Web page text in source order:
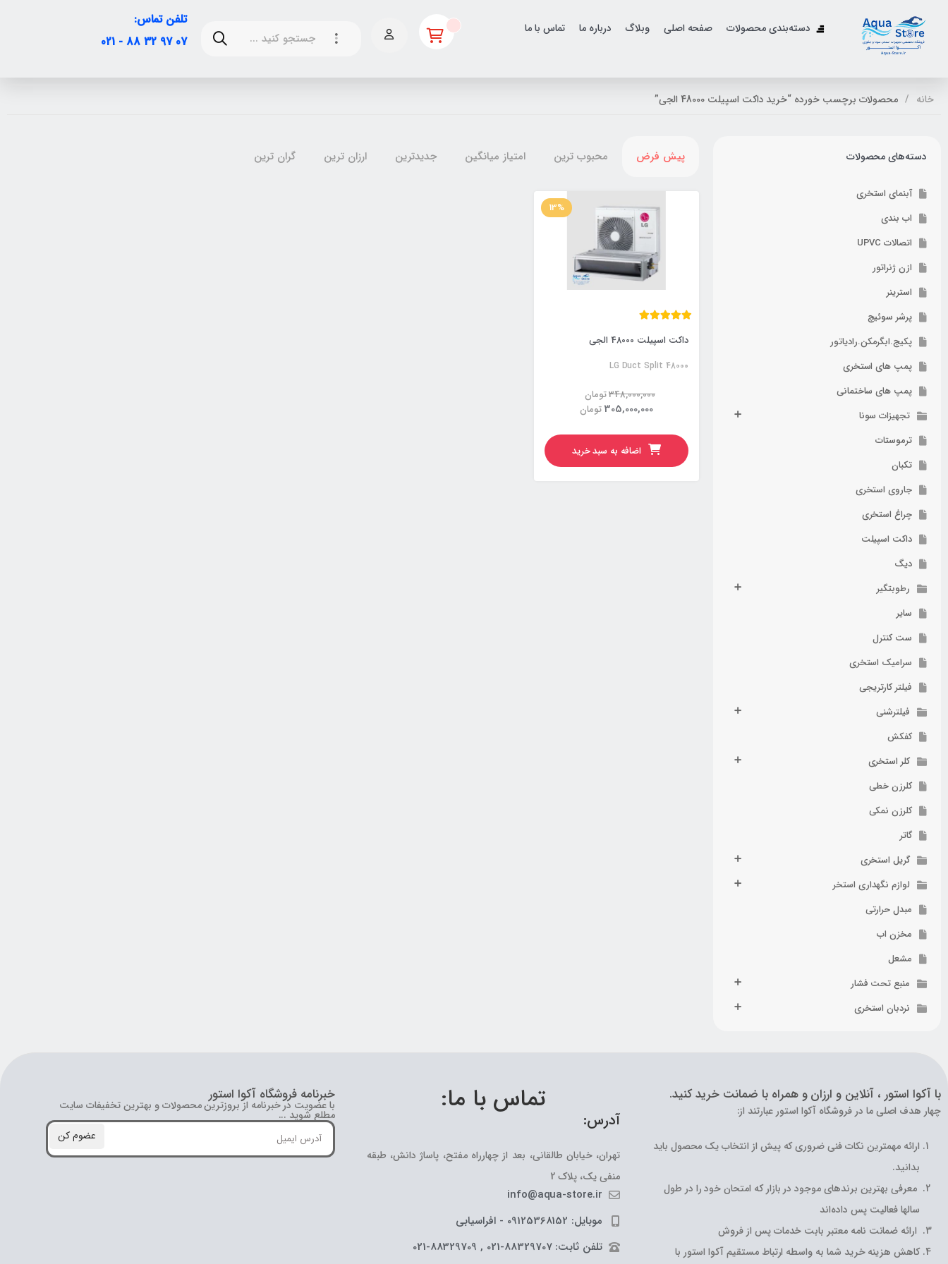
دسته‌بندی محصولات صفحه اصلی وبلاگ درباره ما تماس با ما
تلفن تماس:
07 97 32 88 - 021
خانه محصولات برچسب خورده “خرید داکت اسپیلت 48000 الجی”
دسته‌های محصولات
آبنمای استخری
اب بندی
اتصالات UPVC
ازن ژنراتور
استرینر
پرشر سوئیچ
پکیج.ابگرمکن.رادیاتور
پمپ های استخری
پمپ های ساختمانی
تجهیزات سونا
ترموستات
تکبان
جاروی استخری
چراغ استخری
داکت اسپیلت
دیگ
رطوبتگیر
سایر
ست کنترل
سرامیک استخری
فیلتر کارتریجی
فیلترشنی
کفکش
کلر استخری
کلرزن خطی
کلرزن نمکی
گاتر
گریل استخری
لوازم نگهداری استخر
مبدل حرارتی
مخزن اب
مشعل
منبع تحت فشار
نردبان استخری
پیش فرض محبوب ترین امتیاز میانگین جدیدترین ارزان ترین گران ترین
13%
داکت اسپیلت 48000 الجی
LG Duct Split 48000
تومان348,000,000
تومان305,000,000
اضافه به سبد خرید
با آکوا استور ، آنلاین و ارزان و همراه با ضمانت خرید کنید.
چهار هدف اصلی ما در فروشگاه آکوا استور عبارتند از:
ارائه مهمترین نکات فنی ضروری که پیش از انتخاب یک محصول باید
بدانید.
معرفی بهترین برندهای موجود در بازار که امتحان خود را در طول
سالها فعالیت پس داده‌اند
ارائه ضمانت نامه معتبر بابت خدمات پس از فروش
کاهش هزینه خرید شما به واسطه ارتباط مستقیم آکوا استور با
تماس با ما:
آدرس:
تهران، خیابان طالقانی، بعد از چهارراه مفتح، پاساژ دانش، طبقه
منفی یک، پلاک 2
info@aqua-store.ir
موبایل: 09125368152 - افراسیابی
تلفن ثابت: 88329707-021 , 88329709-021
خبرنامه فروشگاه آکوا استور
با عضویت در خبرنامه از بروز‌ترین محصولات و بهترین تخفیفات سایت
مطلع شوید ...
عضوم کن